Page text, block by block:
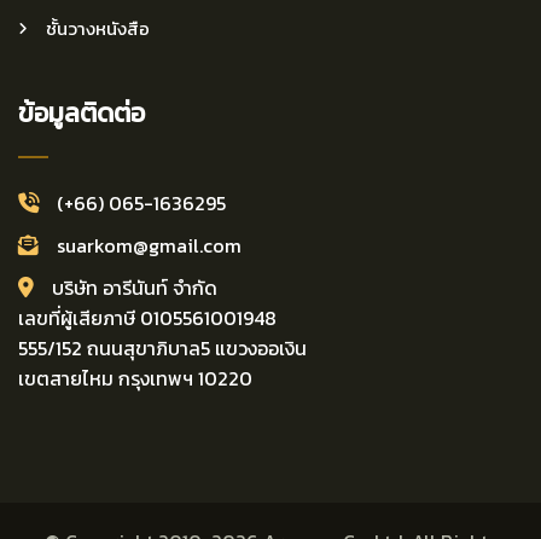
ชั้นวางหนังสือ
ข้อมูลติดต่อ
(+66) 065-1636295
suarkom@gmail.com
บริษัท อารีนันท์ จำกัด
เลขที่ผู้เสียภาษี 0105561001948
555/152 ถนนสุขาภิบาล5 แขวงออเงิน
เขตสายไหม กรุงเทพฯ 10220